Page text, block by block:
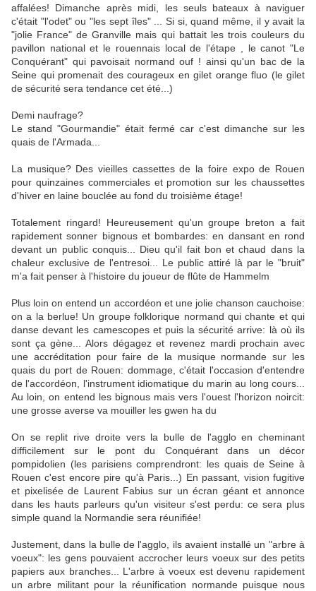
affalées! Dimanche après midi, les seuls bateaux à naviguer
c'était "l'odet" ou "les sept îles" ... Si si, quand même, il y avait la
"jolie France" de Granville mais qui battait les trois couleurs du
pavillon national et le rouennais local de l'étape , le canot "Le
Conquérant" qui pavoisait normand ouf ! ainsi qu'un bac de la
Seine qui promenait des courageux en gilet orange fluo (le gilet
de sécurité sera tendance cet été...)
Demi naufrage?
Le stand "Gourmandie" était fermé car c'est dimanche sur les
quais de l'Armada...
La musique? Des vieilles cassettes de la foire expo de Rouen
pour quinzaines commerciales et promotion sur les chaussettes
d'hiver en laine bouclée au fond du troisième étage!
Totalement ringard! Heureusement qu'un groupe breton a fait
rapidement sonner bignous et bombardes: en dansant en rond
devant un public conquis... Dieu qu'il fait bon et chaud dans la
chaleur exclusive de l'entresoi... Le public attiré là par le "bruit"
m'a fait penser à l'histoire du joueur de flûte de Hammelm
Plus loin on entend un accordéon et une jolie chanson cauchoise:
on a la berlue! Un groupe folklorique normand qui chante et qui
danse devant les camescopes et puis la sécurité arrive: là où ils
sont ça gène... Alors dégagez et revenez mardi prochain avec
une accréditation pour faire de la musique normande sur les
quais du port de Rouen: dommage, c'était l'occasion d'entendre
de l'accordéon, l'instrument idiomatique du marin au long cours...
Au loin, on entend les bignous mais vers l'ouest l'horizon noircit:
une grosse averse va mouiller les gwen ha du
On se replit rive droite vers la bulle de l'agglo en cheminant
difficilement sur le pont du Conquérant dans un décor
pompidolien (les parisiens comprendront: les quais de Seine à
Rouen c'est encore pire qu'à Paris...) En passant, vision fugitive
et pixelisée de Laurent Fabius sur un écran géant et annonce
dans les hauts parleurs qu'un visiteur s'est perdu: ce sera plus
simple quand la Normandie sera réunifiée!
Justement, dans la bulle de l'agglo, ils avaient installé un "arbre à
voeux": les gens pouvaient accrocher leurs voeux sur des petits
papiers aux branches... L'arbre à voeux est devenu rapidement
un arbre militant pour la réunification normande puisque nous